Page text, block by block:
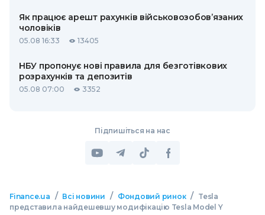
Як працює арешт рахунків військовозобов’язаних
чоловіків
05.08 16:33 13405
НБУ пропонує нові правила для безготівкових
розрахунків та депозитів
05.08 07:00 3352
Підпишіться на нас
Finance.ua / Всі новини / Фондовий ринок / Tesla
представила найдешевшу модифікацію Tesla Model Y